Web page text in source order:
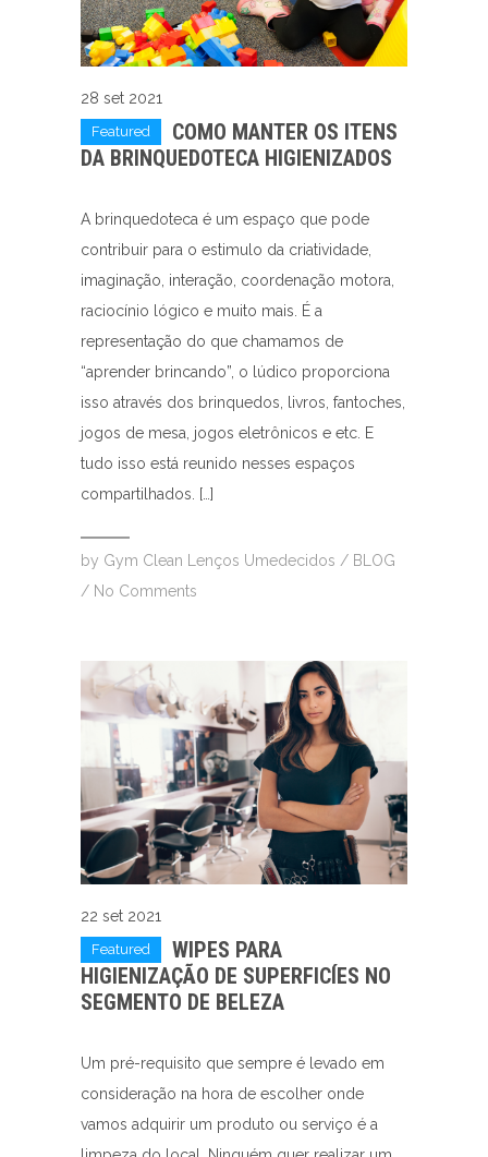
28 set 2021
Featured
COMO MANTER OS ITENS
DA BRINQUEDOTECA HIGIENIZADOS
A brinquedoteca é um espaço que pode
contribuir para o estimulo da criatividade,
imaginação, interação, coordenação motora,
raciocínio lógico e muito mais. É a
representação do que chamamos de
“aprender brincando”, o lúdico proporciona
isso através dos brinquedos, livros, fantoches,
jogos de mesa, jogos eletrônicos e etc. E
tudo isso está reunido nesses espaços
compartilhados. […]
by Gym Clean Lenços Umedecidos / BLOG
/ No Comments
22 set 2021
Featured
WIPES PARA
HIGIENIZAÇÃO DE SUPERFICÍES NO
SEGMENTO DE BELEZA
Um pré-requisito que sempre é levado em
consideração na hora de escolher onde
vamos adquirir um produto ou serviço é a